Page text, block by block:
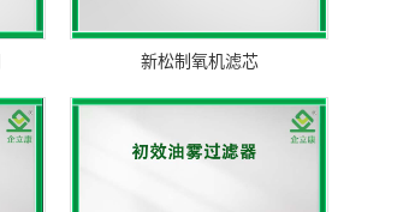
新松制氧机滤芯